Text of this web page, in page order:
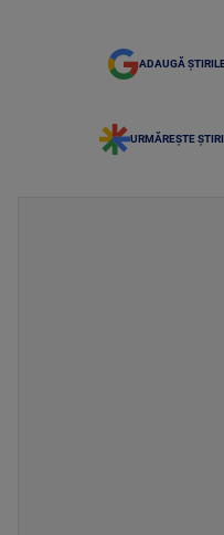
ADAUGĂ
URMĂREȘTE